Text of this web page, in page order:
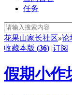
任务
花果山家长社区»论
收藏本版 (36) |订阅
假期小作